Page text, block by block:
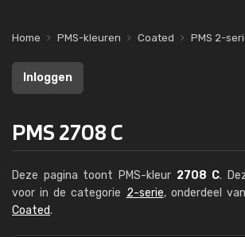
Home PMS-kleuren Coated PMS 2-
Inloggen
PMS 2708 C
Deze pagina toont PMS-kleur 2708 C.
voor in de categorie 2-serie, onderdeel
Coated.